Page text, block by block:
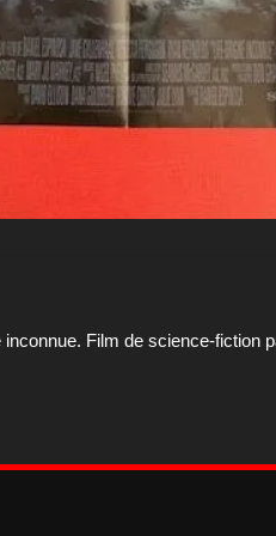
Film de science-fiction